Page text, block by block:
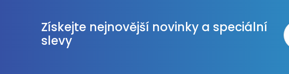
Získejte nejnovější novinky a speciální
slevy